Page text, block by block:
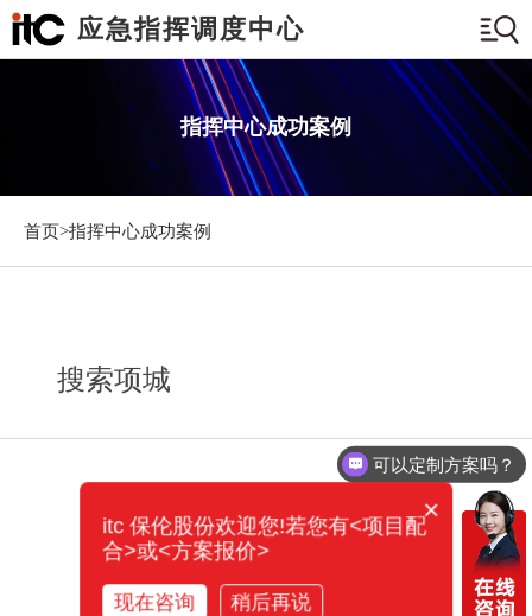
应急指挥调度中心
指挥中心成功案例
首页>指挥中心成功案例
搜索项城
可以定制方案吗？
×
itc 保伦股份欢迎您!若您有<项目配
合>或<方案报价>
现在咨询 稍后再说